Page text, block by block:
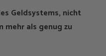
Geldsystems, nicht
mehr als genug zu